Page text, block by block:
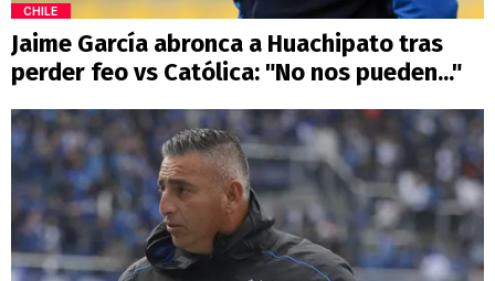
CHILE
Jaime García abronca a Huachipato tras
perder feo vs Católica: "No nos pueden..."